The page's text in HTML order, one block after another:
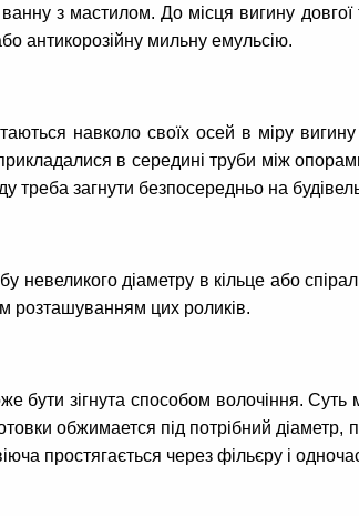
з мастилом. До місця вигину
антикорозійну мильну емульсію.
навколо своїх осей в міру
в середині труби між
загнути безпосередньо на
невеликого діаметру в кільце або
розташуванням цих роликів.
зігнута способом волочіння. Суть
обжимается під потрібний
простягається через фільєру і